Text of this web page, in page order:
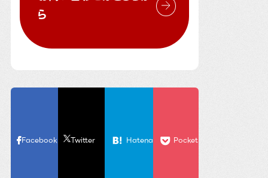
ら
Facebook Twitter Hatena Pocket